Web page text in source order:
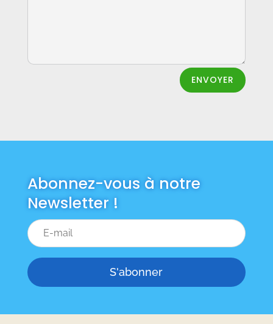
ENVOYER
Abonnez-vous à notre
Newsletter !
S'abonner